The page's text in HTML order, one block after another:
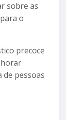
sobre as
o
precoce
de pessoas